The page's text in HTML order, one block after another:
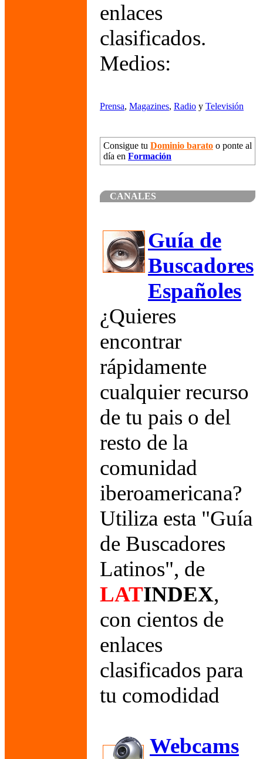
enlaces
clasificados.
Medios:
Prensa, Magazines, Radio y Televisión
Consigue tu Dominio barato o ponte al
día en Formación
CANALES
Guía de
Buscadores
Españoles
¿Quieres
encontrar
rápidamente
cualquier recurso
de tu pais o del
resto de la
comunidad
iberoamericana?
Utiliza esta "Guía
de Buscadores
Latinos", de
LATINDEX,
con cientos de
enlaces
clasificados para
tu comodidad
Webcams